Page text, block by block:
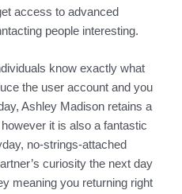
access to advanced
people interesting.
know exactly what
the user account and you
Ashley Madison retains a
it is also a fantastic
no-strings-attached
curiosity the next day
meaning you returning right